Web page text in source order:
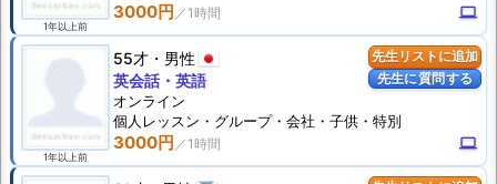
1年以上前
3000円 computer
先生リストに追加
先生に質問する
1年以上前
55才 男性
3000円 computer
英会話・英語
オンライン
個人 レッスン ・グループ・会社・子供・特別